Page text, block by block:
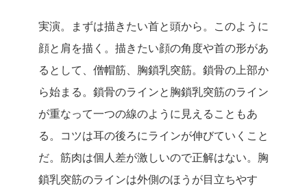
実演。まずは描きたい首と頭から。このように
顔と肩を描く。描きたい顔の角度や首の形があ
るとして、僧帽筋、胸鎖乳突筋。鎖骨の上部か
ら始まる。鎖骨のラインと胸鎖乳突筋のライン
が重なって一つの線のように見えることもあ
る。コツは耳の後ろにラインが伸びていくこと
だ。筋肉は個人差が激しいので正解はない。胸
鎖乳突筋のラインは外側のほうが目立ちやす